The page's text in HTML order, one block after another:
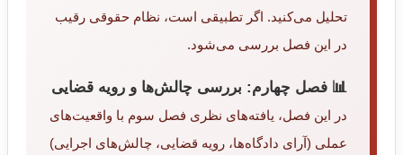
تحلیل می‌کنید. اگر تطبیقی است، نظام حقوقی رقیب
در این فصل بررسی می‌شود.
📊 فصل چهارم: بررسی چالش‌ها و رویه قضایی
در این فصل، یافته‌های نظری فصل سوم با واقعیت‌های
عملی (آرای دادگاه‌ها، رویه قضایی، چالش‌های اجرایی)